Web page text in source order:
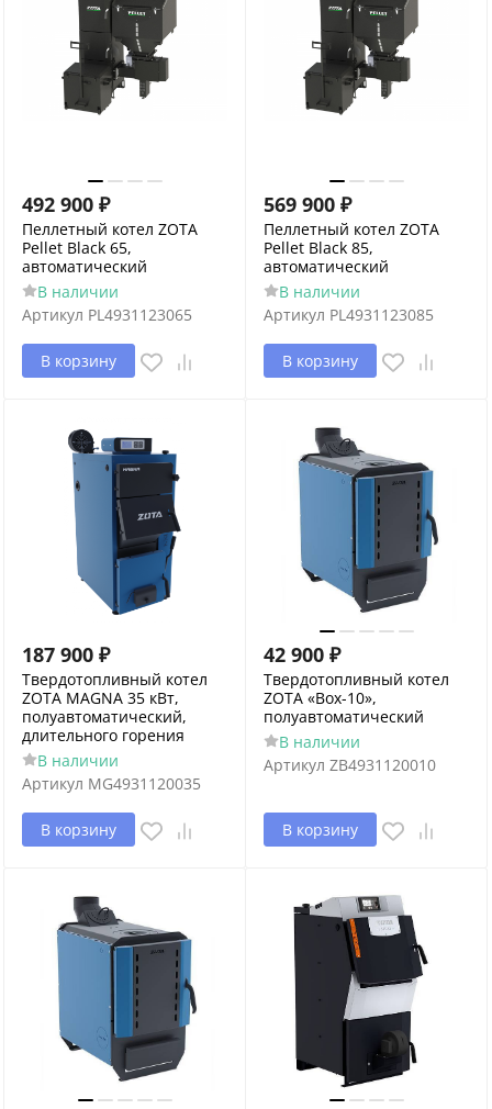
492 900 ₽
Пеллетный котел ZOTA
Pellet Black 65,
автоматический
В наличии
Артикул PL4931123065
В корзину
569 900 ₽
Пеллетный котел ZOTA
Pellet Black 85,
автоматический
В наличии
Артикул PL4931123085
В корзину
187 900 ₽
Твердотопливный котел
ZOTA MAGNA 35 кВт,
полуавтоматический,
длительного горения
В наличии
Артикул MG4931120035
В корзину
42 900 ₽
Твердотопливный котел
ZOTA «Box-10»,
полуавтоматический
В наличии
Артикул ZB4931120010
В корзину